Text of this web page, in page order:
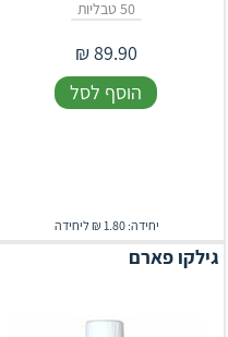
50 טבליות
89.90
₪
הוסף לסל
יחידה: 1.80 ₪ ליחידה
גילקו פארם